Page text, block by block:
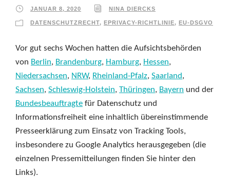
JANUAR 8, 2020 NINA DIERCKS
DATENSCHUTZRECHT, EPRIVACY-RICHTLINIE, EU-DSGVO
Vor gut sechs Wochen hatten die Aufsichtsbehörden
von Berlin, Brandenburg, Hamburg, Hessen,
Niedersachsen, NRW, Rheinland-Pfalz, Saarland,
Sachsen, Schleswig-Holstein, Thüringen, Bayern und der
Bundesbeauftragte für Datenschutz und
Informationsfreiheit eine inhaltlich übereinstimmende
Presseerklärung zum Einsatz von Tracking Tools,
insbesondere zu Google Analytics herausgegeben (die
einzelnen Pressemitteilungen finden Sie hinter den
Links).